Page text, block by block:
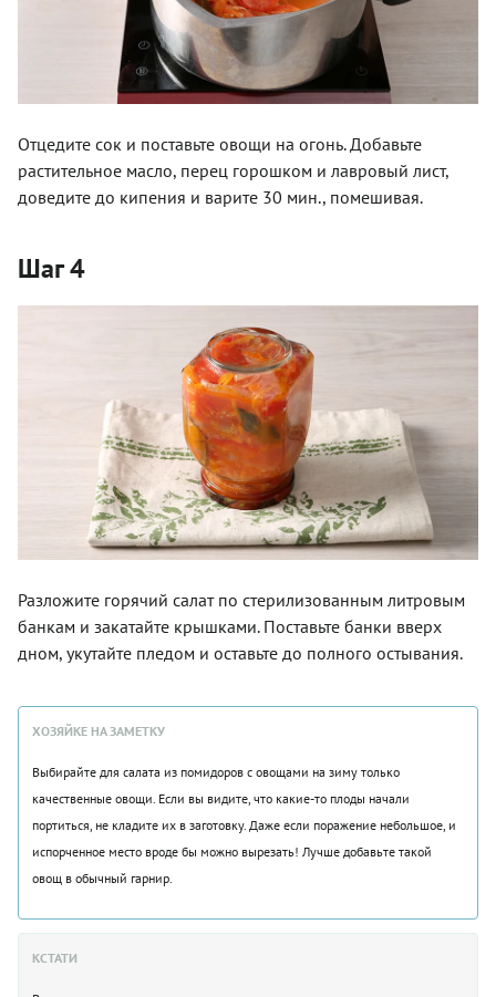
Отцедите сок и поставьте овощи на огонь. Добавьте
растительное масло, перец горошком и лавровый лист,
доведите до кипения и варите 30 мин., помешивая.
Шаг 4
Разложите горячий салат по стерилизованным литровым
банкам и закатайте крышками. Поставьте банки вверх
дном, укутайте пледом и оставьте до полного остывания.
ХОЗЯЙКЕ НА ЗАМЕТКУ
Выбирайте для салата из помидоров с овощами на зиму только
качественные овощи. Если вы видите, что какие-то плоды начали
портиться, не кладите их в заготовку. Даже если поражение небольшое, и
испорченное место вроде бы можно вырезать! Лучше добавьте такой
овощ в обычный гарнир.
КСТАТИ